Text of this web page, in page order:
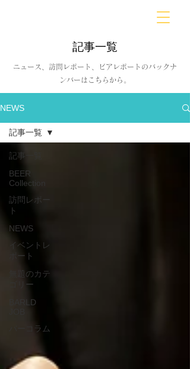
記事一覧
ニュース、訪問レポート、ビアレポートのバックナ
ンバーはこちらから。
NEWS
記事一覧
BEER
Collection
訪問レポー
ト
NEWS
イベントレ
ポート
無題のカテ
ゴリー
BARLD
バーコラム
記事一覧